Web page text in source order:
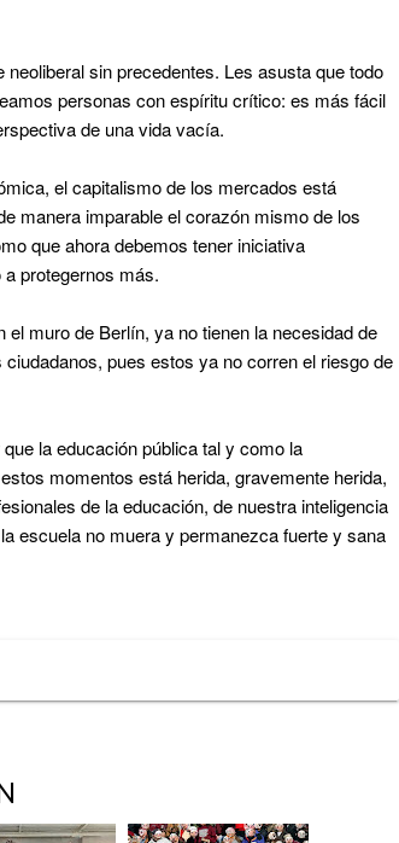
sin precedentes. Les asusta que todo
personas con espíritu crítico: es más fácil
de una vida vacía.
el capitalismo de los mercados está
manera imparable el corazón mismo de los
que ahora debemos tener iniciativa
protegernos más.
muro de Berlín, ya no tienen la necesidad de
pues estos ya no corren el riesgo de
la educación pública tal y como la
momentos está herida, gravemente herida,
de la educación, de nuestra inteligencia
escuela no muera y permanezca fuerte y sana